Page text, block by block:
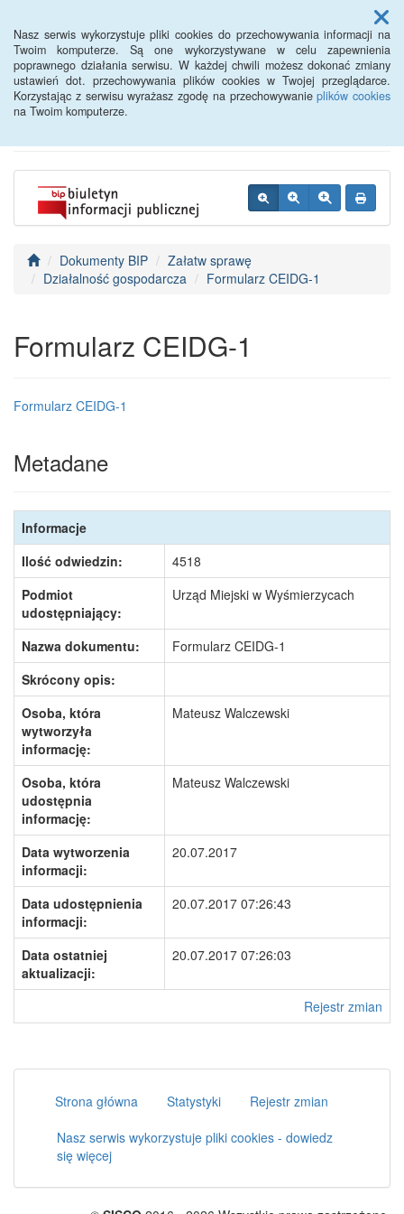
Nasz serwis wykorzystuje pliki cookies do przechowywania informacji na
Twoim komputerze. Są one wykorzystywane w celu zapewnienia
poprawnego działania serwisu. W każdej chwili możesz dokonać zmiany
ustawień dot. przechowywania plików cookies w Twojej przeglądarce.
Korzystając z serwisu wyrażasz zgodę na przechowywanieplików cookies
na Twoim komputerze.
Menu
BIP - Urząd Miejski
Wyśmierzyce
Dokumenty BIP
Załatw sprawę
Działalność gospodarcza
Formularz CEIDG-1
Formularz CEIDG-1
Formularz CEIDG-1
Metadane
Informacje
Ilość odwiedzin:
4518
Podmiot
udostępniający:
Urząd Miejski w Wyśmierzycach
Nazwa dokumentu:
Formularz CEIDG-1
Skrócony opis:
Osoba, która
wytworzyła
informację:
Mateusz Walczewski
Osoba, która
udostępnia
informację:
Mateusz Walczewski
Data wytworzenia
informacji:
20.07.2017
Data udostępnienia
informacji:
20.07.2017 07:26:43
Data ostatniej
aktualizacji:
20.07.2017 07:26:03
Rejestr zmian
Strona główna Statystyki
Rejestr zmian
Nasz serwis wykorzystuje pliki cookies - dowiedz
się więcej